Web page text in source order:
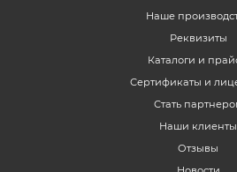
Наше
Реквизиты
Каталоги и
Сертификаты и
Стать
Наши клиенты
Отзывы